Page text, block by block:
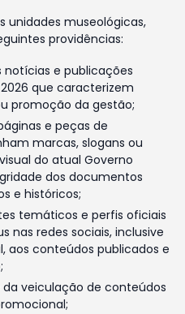
unidades museológicas,
providências:
e publicações
que caracterizem
promoção da gestão;
e peças de
marcas, slogans ou
do atual Governo
dos documentos
e históricos;
temáticos e perfis oficiais
nas redes sociais, inclusive
aos conteúdos publicados e
veiculação de conteúdos